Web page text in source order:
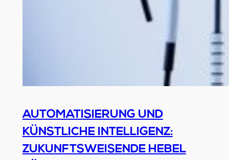
AUTOMATISIERUNG UND
KÜNSTLICHE INTELLIGENZ:
ZUKUNFTSWEISENDE HEBEL